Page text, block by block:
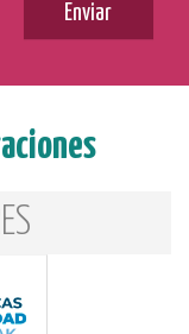
Enviar